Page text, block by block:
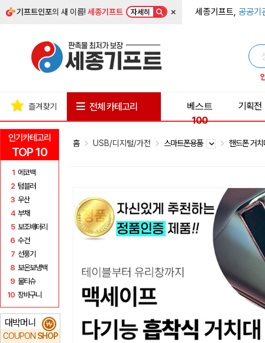
기프트인포의 새 이름!세종기프트 자세히 × 세종기프트, 공공기
인기카테고리
TOP 10
1 에코백
2 텀블러
3 우산
4 부채
5 보조배터리
6 수건
7 선풍기
8 보온보냉백
9 물티슈
10 장바구니
대박머니
COUPON SHOP
₩
즐겨찾기 전체 카테고리
베스트
100
기획전
홈 USB/디지털/가전 스마트폰용품 핸드폰 거